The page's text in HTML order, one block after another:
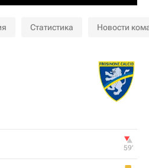
Статистика Новости
59‎’‎